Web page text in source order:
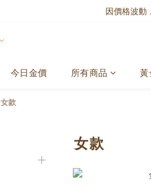
因價格波動
今日金價 所有商品
女款
女款